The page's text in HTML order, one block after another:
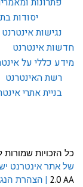
יסודות
נגישות אינטרנט
חדשות אינטרנט
מידע כללי על
רשת האינטרנט
בניית אתרי
כל הזכויות שמורות
של אתר אינטרנט
2.0 AA | הצהרת